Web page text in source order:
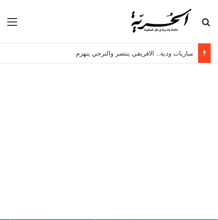
بحث عن
مباريات ودية.. الافريقي ينتصر والترجي ينهزم